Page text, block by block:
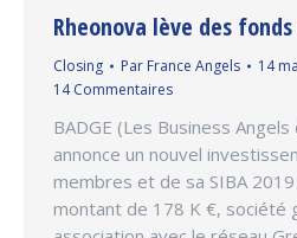
Rheonova lève des fonds
Closing Par France Angels
14
14 Commentaires
BADGE (Les Business
annonce un nouvel
membres et de sa SIBA 2019
montant de 178 K €, société